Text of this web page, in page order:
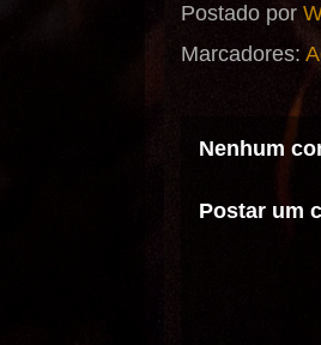
Postado por
Marcadores:
Nenhum
Postar um